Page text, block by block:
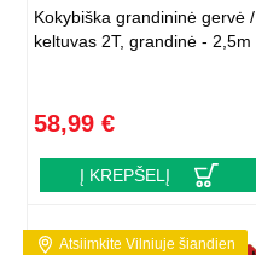
Kokybiška grandininė gervė /
keltuvas 2T, grandinė - 2,5m
58,99 €
Į KREPŠELĮ
Atsiimkite Vilniuje šiandien